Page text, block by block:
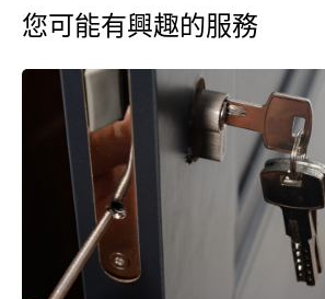
您可能有興趣的服務